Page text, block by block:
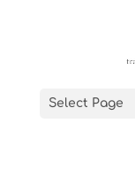
Select Page